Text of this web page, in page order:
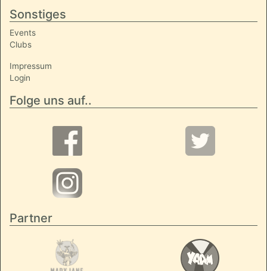
Sonstiges
Events
Clubs
Impressum
Login
Folge uns auf..
Partner